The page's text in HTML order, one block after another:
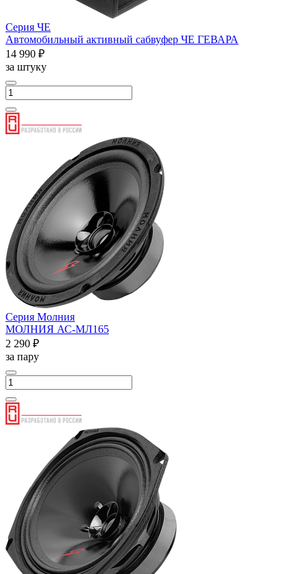
Серия ЧЕ
Автомобильный активный сабвуфер ЧЕ ГЕВАРА
14 990 ₽
за штуку
Серия Молния
МОЛНИЯ АС-МЛ165
2 290 ₽
за пару